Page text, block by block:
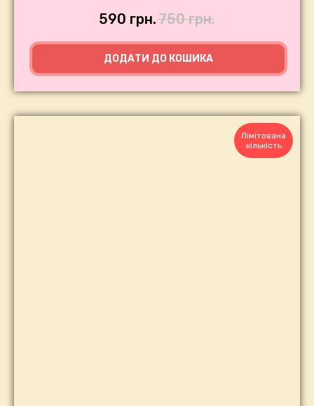
590 грн.750 грн.
ДОДАТИ ДО КОШИКА
Лімітована
кількість